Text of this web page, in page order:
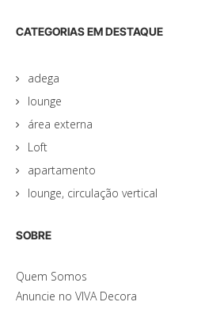
CATEGORIAS EM DESTAQUE
adega
lounge
área externa
Loft
apartamento
lounge, circulação vertical
SOBRE
Quem Somos
Anuncie no VIVA Decora